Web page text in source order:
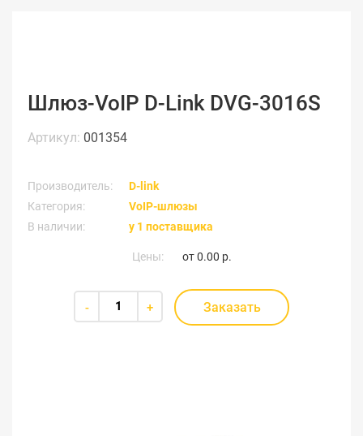
Шлюз-VoIP D-Link DVG-3016S
Артикул: 001354
Производитель:
D-link
Категория:
VoIP-шлюзы
В наличии:
у 1 поставщика
Цены: от0.00 р.
- + Заказать